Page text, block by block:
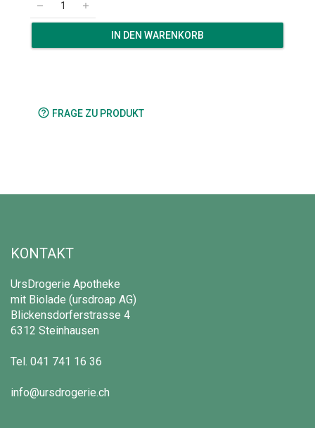
remove add
IN DEN WARENKORB
help_outline FRAGE ZU PRODUKT
KONTAKT
UrsDrogerie Apotheke
mit Biolade (ursdroap AG)
Blickensdorferstrasse 4
6312 Steinhausen
Tel. 041 741 16 36
info@ursdrogerie.ch